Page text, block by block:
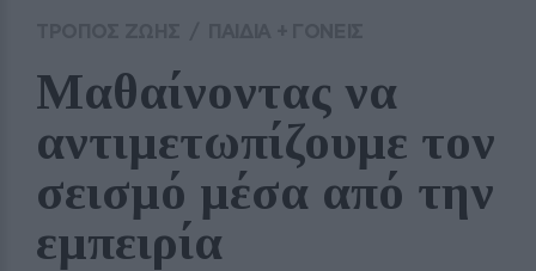
Μαθαίνοντας να
αντιμετωπίζουμε τον
σεισμό μέσα από την
εμπειρία